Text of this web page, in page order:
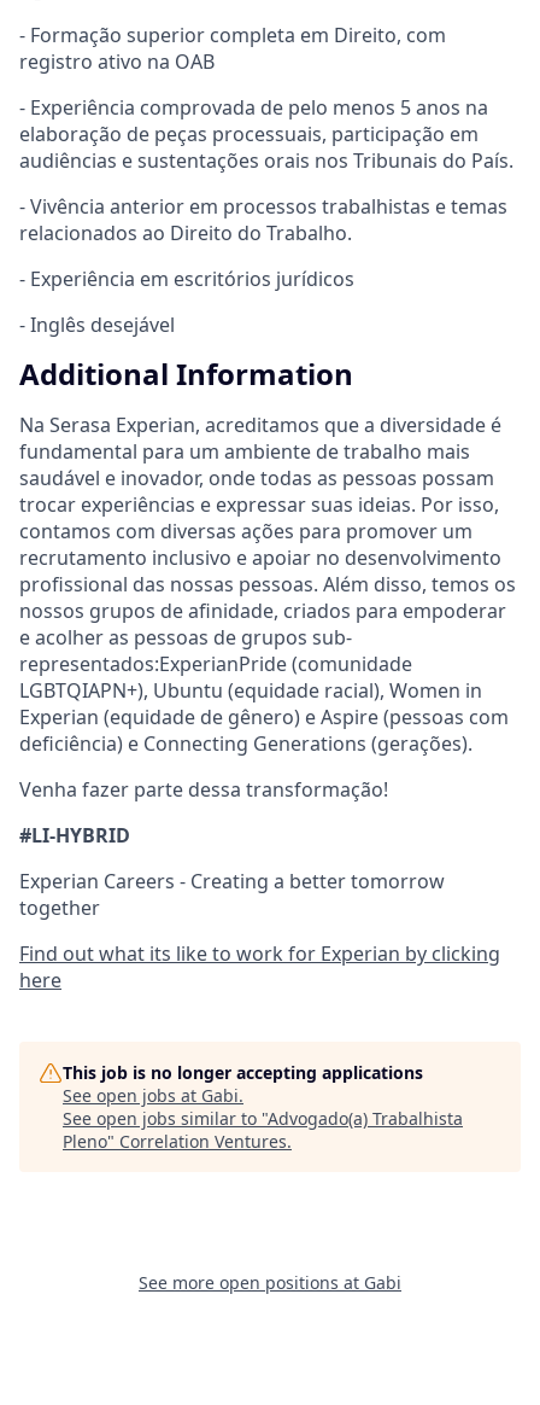
- Formação superior completa em Direito, com
registro ativo na OAB
- Experiência comprovada de pelo menos 5 anos na
elaboração de peças processuais, participação em
audiências e sustentações orais nos Tribunais do País.
- Vivência anterior em processos trabalhistas e temas
relacionados ao Direito do Trabalho.
- Experiência em escritórios jurídicos
- Inglês desejável
Additional Information
Na Serasa Experian, acreditamos que a diversidade é
fundamental para um ambiente de trabalho mais
saudável e inovador, onde todas as pessoas possam
trocar experiências e expressar suas ideias. Por isso,
contamos com diversas ações para promover um
recrutamento inclusivo e apoiar no desenvolvimento
profissional das nossas pessoas. Além disso, temos os
nossos grupos de afinidade, criados para empoderar
e acolher as pessoas de grupos sub-
representados:ExperianPride (comunidade
LGBTQIAPN+), Ubuntu (equidade racial), Women in
Experian (equidade de gênero) e Aspire (pessoas com
deficiência) e Connecting Generations (gerações).
Venha fazer parte dessa transformação!
#LI-HYBRID
Experian Careers - Creating a better tomorrow
together
Find out what its like to work for Experian by clicking
here
This job is no longer accepting applications
See open jobs at Gabi.
See open jobs similar to "Advogado(a) Trabalhista
Pleno" Correlation Ventures.
See more open positions at Gabi